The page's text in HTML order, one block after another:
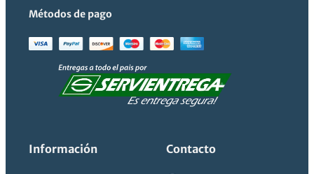
Métodos de pago
Información Contacto